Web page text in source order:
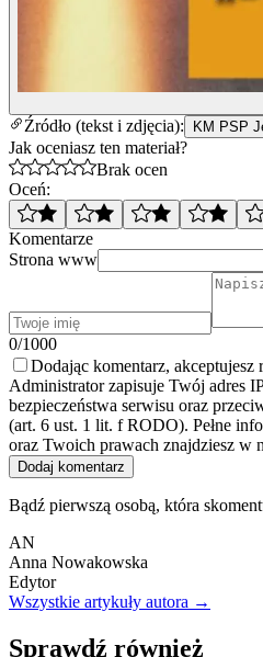
Źródło (tekst i zdjęcia): KM PSP
Jak oceniasz ten materiał?
Brak ocen
Oceń:
Komentarze
Strona www
0/1000
Dodając komentarz, akceptujesz
Administrator zapisuje Twój adres
bezpieczeństwa serwisu oraz
(art. 6 ust. 1 lit. f RODO). Pełne
oraz Twoich prawach znajdziesz w
Dodaj komentarz
Bądź pierwszą osobą, która
AN
Anna Nowakowska
Edytor
Wszystkie artykuły autora →
Sprawdź również